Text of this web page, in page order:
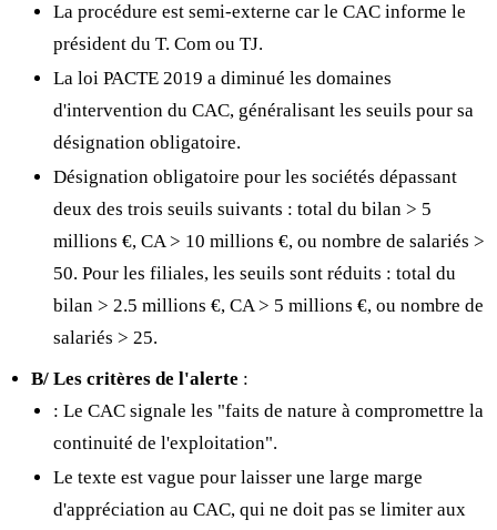
La procédure est semi-externe car le CAC informe le
président du T. Com ou TJ.
La loi PACTE 2019 a diminué les domaines
d'intervention du CAC, généralisant les seuils pour sa
désignation obligatoire.
Désignation obligatoire pour les sociétés dépassant
deux des trois seuils suivants : total du bilan > 5
millions €, CA > 10 millions €, ou nombre de salariés >
50. Pour les filiales, les seuils sont réduits : total du
bilan > 2.5 millions €, CA > 5 millions €, ou nombre de
salariés > 25.
B/ Les critères de l'alerte :
: Le CAC signale les "faits de nature à compromettre la
continuité de l'exploitation".
Le texte est vague pour laisser une large marge
d'appréciation au CAC, qui ne doit pas se limiter aux